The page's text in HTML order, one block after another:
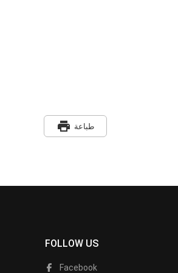
print طباعة
FOLLOW US
Facebook